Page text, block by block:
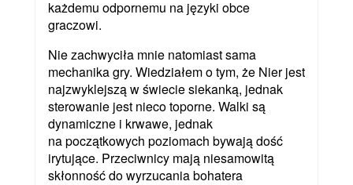
każdemu odpornemu na języki obce
graczowi.
Nie zachwyciła mnie natomiast sama
mechanika gry. Wiedziałem o tym, że Nier jest
najzwyklejszą w świecie siekanką, jednak
sterowanie jest nieco toporne. Walki są
dynamiczne i krwawe, jednak
na początkowych poziomach bywają dość
irytujące. Przeciwnicy mają niesamowitą
skłonność do wyrzucania bohatera